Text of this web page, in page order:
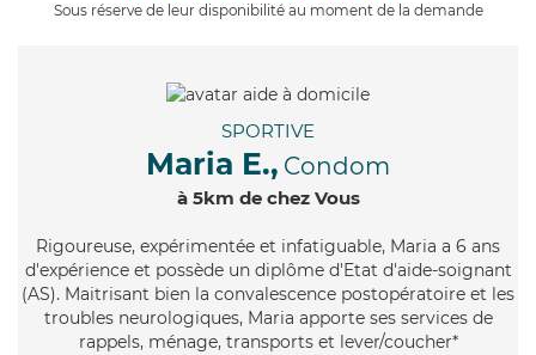
Sous réserve de leur disponibilité au moment de la demande
SPORTIVE
Maria E., Condom
à 5km de chez Vous
Rigoureuse, expérimentée et infatiguable, Maria a 6 ans
d'expérience et possède un diplôme d'Etat d'aide-soignant
(AS). Maitrisant bien la convalescence postopératoire et les
troubles neurologiques, Maria apporte ses services de
rappels, ménage, transports et lever/coucher*